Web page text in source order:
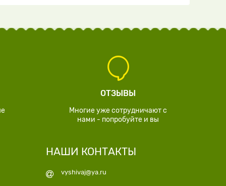
ОТЗЫВЫ
Многие уже сотрудничают с
нами - попробуйте и вы
НАШИ КОНТАКТЫ
vyshivaj@ya.ru